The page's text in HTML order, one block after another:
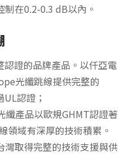
在0.2-0.3 dB以內。
證的品牌產品。以仟亞電
光纖跳線提供完整的
認證；
纖產品以歐規GHMT認證著
領域有深厚的技術積累。
灣取得完整的技術支援與供